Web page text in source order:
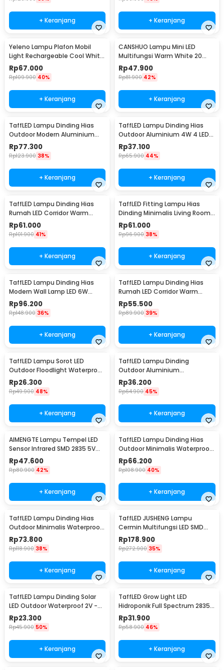
+ Keranjang + Keranjang
Yeleno Lampu Plafon Mobil
Light Rechargeable Cool White
2.2W - Y-975
Rp67.000
Rp109.900 40%
+ Keranjang
CANSHUO Lampu Mini LED
Multifungsi Warm White 20
Lumens 1W 3 PCS - YJ-904
Rp47.900
Rp81.900 42%
+ Keranjang
TaffLED Lampu Dinding Hias
Outdoor Modern Aluminium
6W Warm White - MSL022
Rp77.300
Rp123.900 38%
+ Keranjang
TaffLED Lampu Dinding Hias
Outdoor Aluminium 4W 4 LED
Warm White - B053
Rp37.100
Rp65.900 44%
+ Keranjang
TaffLED Lampu Dinding Hias
Rumah LED Corridor Warm
White 3000K 6W 29cm - F0011
Rp61.000
Rp101.900 41%
+ Keranjang
TaffLED Fitting Lampu Hias
Dinding Minimalis Living Room
Light E27 - F215
Rp61.000
Rp96.900 38%
+ Keranjang
TaffLED Lampu Dinding Hias
Modern Wall Lamp LED 6W
Warm White 85-265V -
WLA8286
Rp96.200
Rp148.900 36%
+ Keranjang
TaffLED Lampu Dinding Hias
Rumah LED Corridor Warm
White 3000K 6W 22cm - F0011
Rp55.500
Rp89.900 39%
+ Keranjang
TaffLED Lampu Sorot LED
Outdoor Floodlight Waterproof
Cool White 50W - A8
Rp26.300
Rp49.900 48%
+ Keranjang
TaffLED Lampu Dinding
Outdoor Aluminium
Waterproof LED 3W Warm
White - WD079
Rp36.200
Rp64.900 45%
+ Keranjang
AIMENGTE Lampu Tempel LED
Sensor Infrared SMD 2835 5V
50cm - D2835
Rp47.600
Rp80.900 42%
+ Keranjang
TaffLED Lampu Dinding Hias
Outdoor Minimalis Waterproof
Warm White 6W - NR-10
Rp66.200
Rp108.900 40%
+ Keranjang
TaffLED Lampu Dinding Hias
Outdoor Minimalis Waterproof
Warm White 12W - NR-10
Rp73.800
Rp118.900 38%
+ Keranjang
TaffLED JUSHENG Lampu
Cermin Multifungsi LED SMD
2835 Cool White 14W 62cm -
5960
Rp178.900
Rp272.900 35%
+ Keranjang
TaffLED Lampu Dinding Solar
LED Outdoor Waterproof 2V -
OO10
Rp23.300
Rp45.900 50%
+ Keranjang
TaffLED Grow Light LED
Hidroponik Full Spectrum 2835
SMD 220V 50W - RO22
Rp31.900
Rp58.900 46%
+ Keranjang